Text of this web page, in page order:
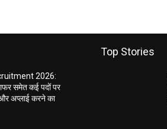
2026:
समेत कई पदों पर
और अप्लाई करने का
Top Stories